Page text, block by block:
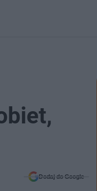
Dodaj do Google